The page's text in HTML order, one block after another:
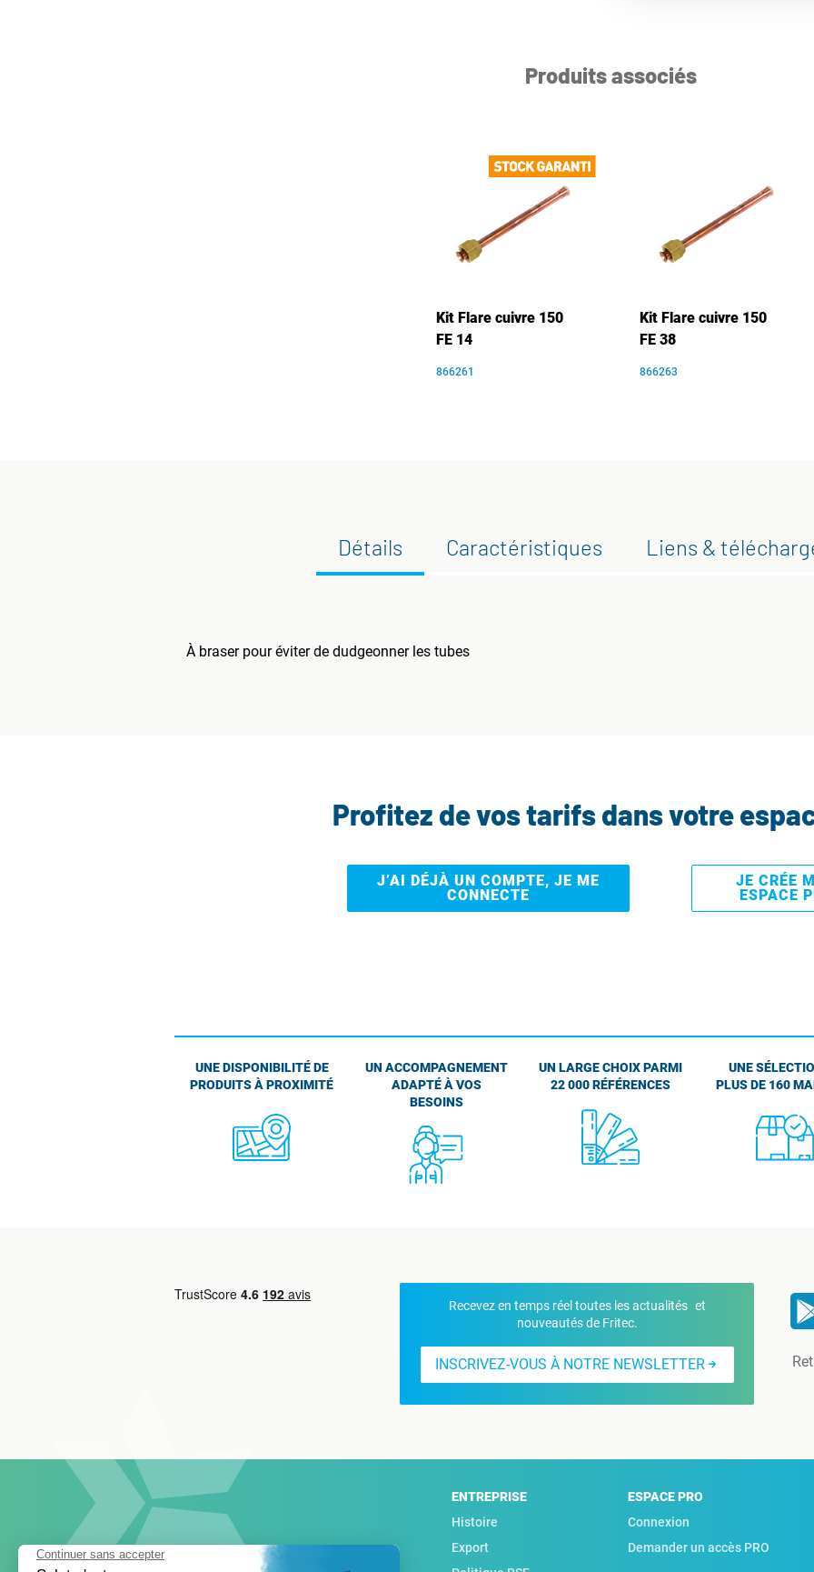
Produits associés
Kit Flare cuivre 150
FE 14
866261
Kit Flare cuivre 150
FE 38
866263
Détails Caractéristiques Liens &
À braser pour éviter de dudgeonner les tubes
Profitez de vos tarifs dans votre
J’AI DÉJÀ UN COMPTE, JE ME
CONNECTE
JE CRÉE
ESPACE
UNE DISPONIBILITÉ DE
PRODUITS À PROXIMITÉ
UN ACCOMPAGNEMENT
ADAPTÉ À VOS
BESOINS
UN LARGE CHOIX PARMI
22 000 RÉFÉRENCES
UNE
PLUS DE 160
Recevez en temps réel toutes les actualités et
nouveautés de Fritec.
INSCRIVEZ-VOUS À NOTRE NEWSLETTER
ENTREPRISE
Histoire
Export
ESPACE PRO
Connexion
Demander un accès PRO